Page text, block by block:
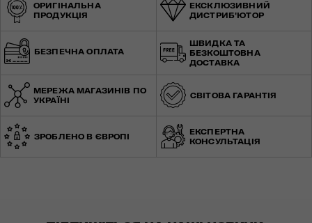
ОРИГІНАЛЬНА
ПРОДУКЦІЯ
ЕКСКЛЮЗИВНИЙ
ДИСТРИБ'ЮТОР
БЕЗПЕЧНА ОПЛАТА
ШВИДКА ТА
БЕЗКОШТОВНА
ДОСТАВКА
МЕРЕЖА МАГАЗИНІВ ПО
УКРАЇНІ
СВІТОВА ГАРАНТІЯ
ЗРОБЛЕНО В ЄВРОПІ
ЕКСПЕРТНА
КОНСУЛЬТАЦІЯ